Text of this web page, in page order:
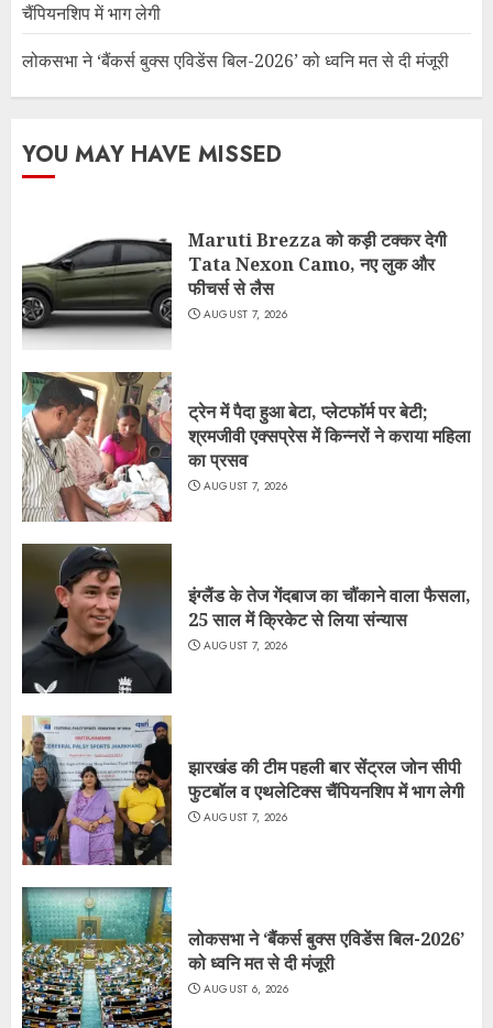
चैंपियनशिप में भाग लेगी
लोकसभा ने ‘बैंकर्स बुक्स एविडेंस बिल-2026’ को ध्वनि मत से दी मंजूरी
YOU MAY HAVE MISSED
Maruti Brezza को कड़ी टक्कर देगी
Tata Nexon Camo, नए लुक और
फीचर्स से लैस
AUGUST 7, 2026
ट्रेन में पैदा हुआ बेटा, प्लेटफॉर्म पर बेटी;
श्रमजीवी एक्सप्रेस में किन्नरों ने कराया महिला
का प्रसव
AUGUST 7, 2026
इंग्लैंड के तेज गेंदबाज का चौंकाने वाला फैसला,
25 साल में क्रिकेट से लिया संन्यास
AUGUST 7, 2026
झारखंड की टीम पहली बार सेंट्रल जोन सीपी
फुटबॉल व एथलेटिक्स चैंपियनशिप में भाग लेगी
AUGUST 7, 2026
लोकसभा ने ‘बैंकर्स बुक्स एविडेंस बिल-2026’
को ध्वनि मत से दी मंजूरी
AUGUST 6, 2026